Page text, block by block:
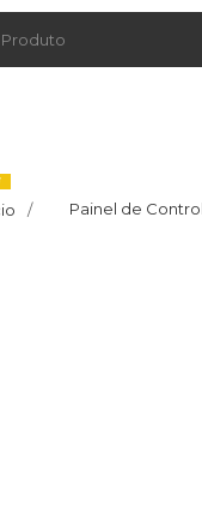
/ Painel de